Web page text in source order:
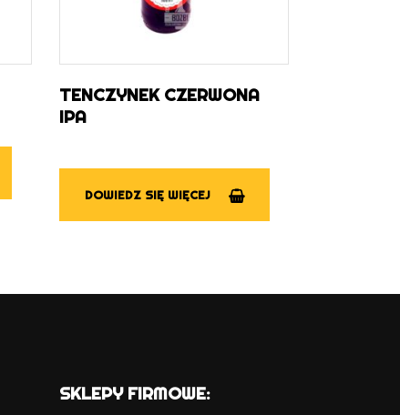
TENCZYNEK CZERWONA
IPA
DOWIEDZ SIĘ WIĘCEJ
SKLEPY FIRMOWE: